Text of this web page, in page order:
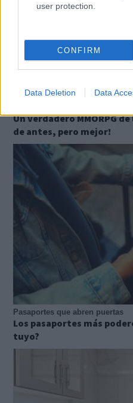
user protection.
CONFIRM
Data Deletion Data
Un verdadero MMORPG
de antes, pero mejor!
Pasaportes que abren puertas
Los pasaportes más
tuyo?